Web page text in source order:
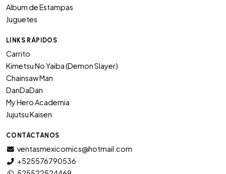
Album de Estampas
Juguetes
LINKS RÁPIDOS
Carrito
Kimetsu No Yaiba (Demon Slayer)
Chainsaw Man
DanDaDan
My Hero Academia
Jujutsu Kaisen
CONTÁCTANOS
ventasmexicomics@hotmail.com
+525576790536